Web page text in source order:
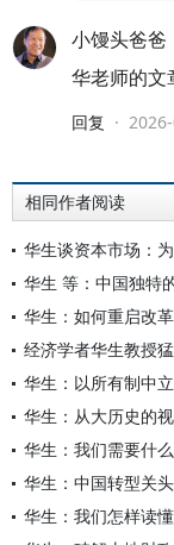
小馒头爸爸
华老师的文
回复 ·
相同作者阅读
华生谈资本市场：
华生 等：中国独特
华生：如何重启改革
华生：以所有制中
华生：从大历史的
华生：我们需要什
华生：中国转型关
华生：我们怎样读